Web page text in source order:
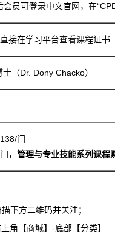
会员可登录中文官网，在
接在学习平台查看课程证书
士（Dr. Dony Chacko）
门
， 管理与专业技能系列课程
下方二维码并关注；
角【商城】-底部【分类】